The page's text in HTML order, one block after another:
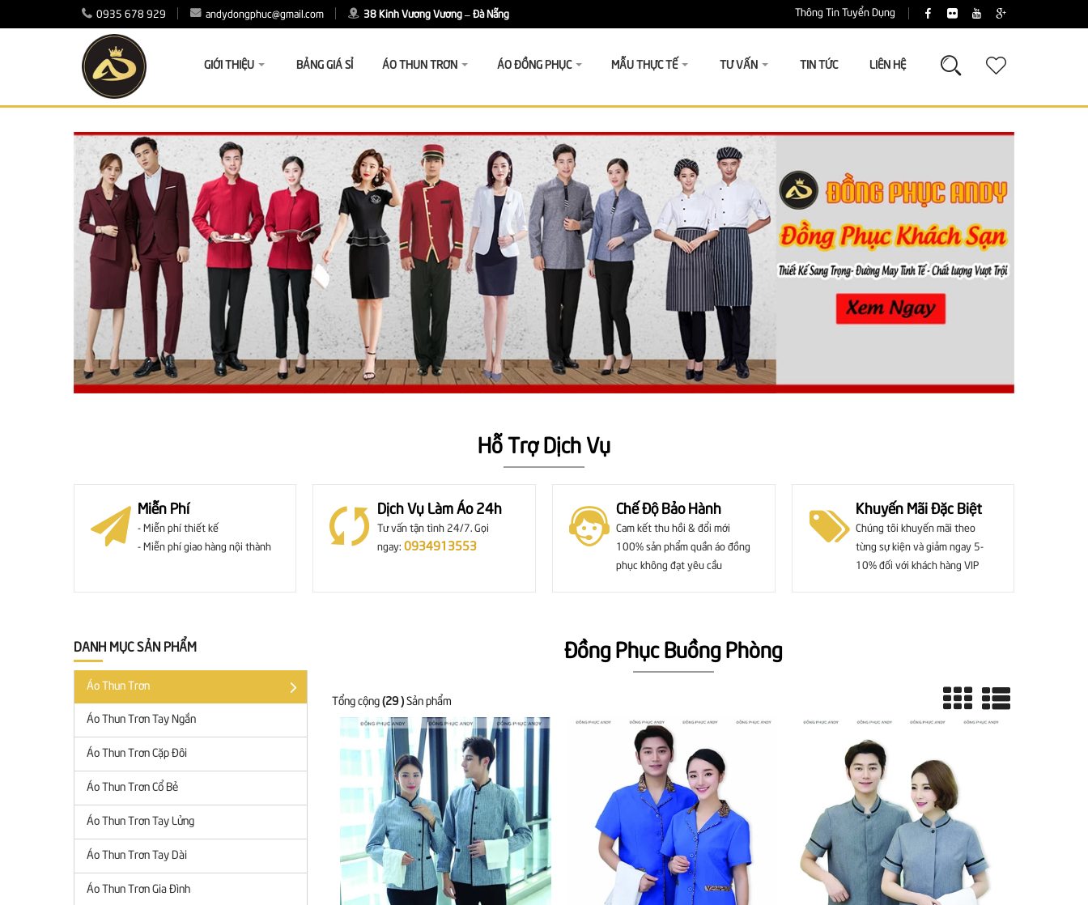
0935 678 929 andydongphuc@gmail.com 38 Kinh Vương Vương – Đà Nẵng Thông Tin Tuyển Dụng
GIỚI THIỆU BẢNG GIÁ SỈ ÁO THUN TRƠN ÁO ĐỒNG PHỤC MẪU THỰC TẾ TƯ VẤN TIN TỨC LIÊN HỆ
Hỗ Trợ Dịch Vụ
Miễn Phí
- Miễn phí thiết kế
- Miễn phí giao hàng nội thành
Dịch Vụ Làm Áo 24h
Tư vấn tận tình 24/7. Gọi
ngay: 0934913553
Chế Độ Bảo Hành
Cam kết thu hồi & đổi mới
100% sản phẩm quần áo đồng
phục không đạt yêu cầu
Khuyến Mãi Đặc Biệt
Chúng tôi khuyến mãi theo
từng sự kiện và giảm ngay 5-
10% đối với khách hàng VIP
DANH MỤC SẢN PHẨM
Áo Thun Trơn
Áo Thun Trơn Tay Ngắn
Áo Thun Trơn Cặp Đôi
Áo Thun Trơn Cổ Bẻ
Áo Thun Trơn Tay Lửng
Áo Thun Trơn Tay Dài
Áo Thun Trơn Gia Đình
Đồng Phục Buồng Phòng
Tổng cộng (29 )Sản phẩm